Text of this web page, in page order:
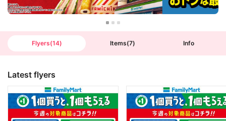
Flyers(14) Items(7) Info
Latest flyers